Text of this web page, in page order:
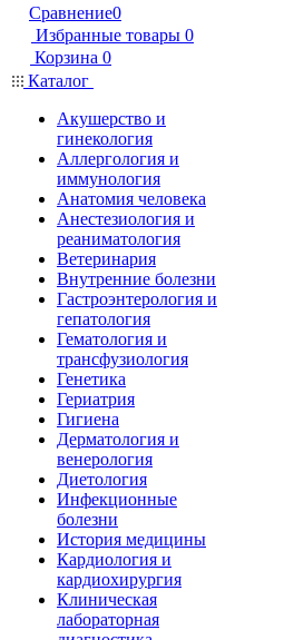
Сравнение0
Избранные товары 0
Корзина 0
Каталог
Акушерство и
гинекология
Аллергология и
иммунология
Анатомия человека
Анестезиология и
реаниматология
Ветеринария
Внутренние болезни
Гастроэнтерология и
гепатология
Гематология и
трансфузиология
Генетика
Гериатрия
Гигиена
Дерматология и
венерология
Диетология
Инфекционные
болезни
История медицины
Кардиология и
кардиохирургия
Клиническая
лабораторная